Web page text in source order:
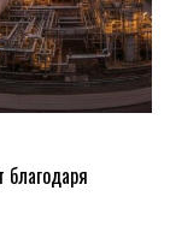
благодаря